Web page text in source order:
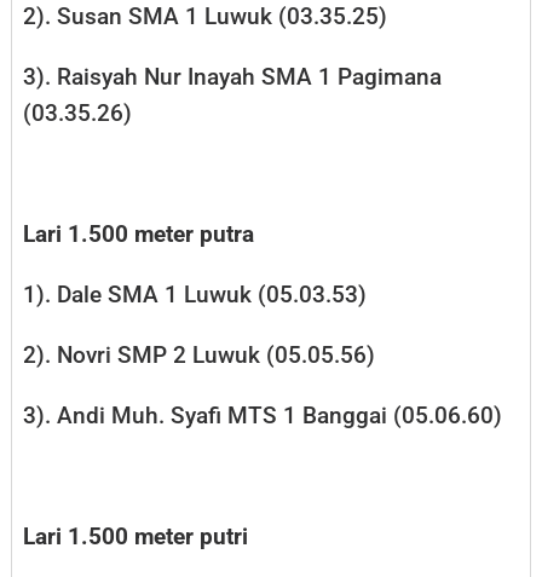
2). Susan SMA 1 Luwuk (03.35.25)
3). Raisyah Nur Inayah SMA 1 Pagimana
(03.35.26)
Lari 1.500 meter putra
1). Dale SMA 1 Luwuk (05.03.53)
2). Novri SMP 2 Luwuk (05.05.56)
3). Andi Muh. Syafi MTS 1 Banggai (05.06.60)
Lari 1.500 meter putri